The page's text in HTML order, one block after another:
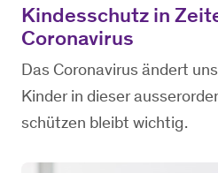
Kindesschutz in
Coronavirus
Das Coronavirus ändert
Kinder in dieser
schützen bleibt wichtig.